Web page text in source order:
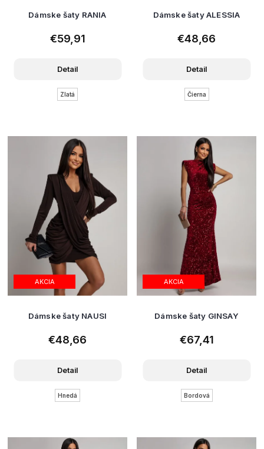
Dámske šaty RANIA
€59,91
Detail
Zlatá
Dámske šaty ALESSIA
€48,66
Detail
Čierna
AKCIA
Dámske šaty NAUSI
€48,66
Detail
Hnedá
AKCIA
Dámske šaty GINSAY
€67,41
Detail
Bordová